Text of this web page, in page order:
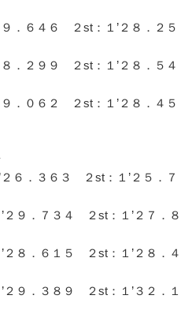
．６４６ ２st：１’２８．２５
．２９９ ２st：１’２８．５４
．０６２ ２st：１’２８．４５
６．３６３ ２st：１’２５．７
．７３４ ２st：１’２７．８
．６１５ ２st：１’２８．４
．３８９ ２st：１’３２．１